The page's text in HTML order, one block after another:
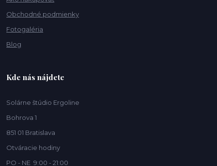
Obchodné podmienky
Fotogaléria
Blog
Kde nás nájdete
Solárne štúdio Ergoline
Bohrova 1
851 01 Bratislava
Otváracie hodiny
PO - NE 9:00 - 21:00